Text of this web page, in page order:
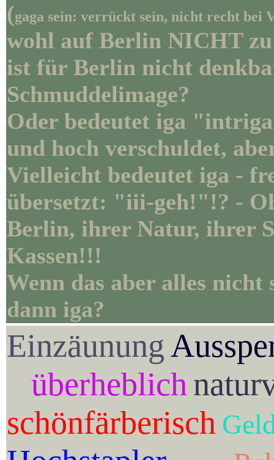
(gaga sein: verrückt sein, nicht recht bei
wohl auf Berlin NICHT
ist für Berlin nicht
Schmuddelimage?
Oder bedeutet iga
und hoch verschuldet,
Vielleicht bedeutet iga -
übersetzt: "iii-geh!"!? -
Berlin, ihrer Natur, ihrer
Kassen!!!
Wenn das aber alles
dann iga?
Einzäunung
überheblich
schönfärberisch